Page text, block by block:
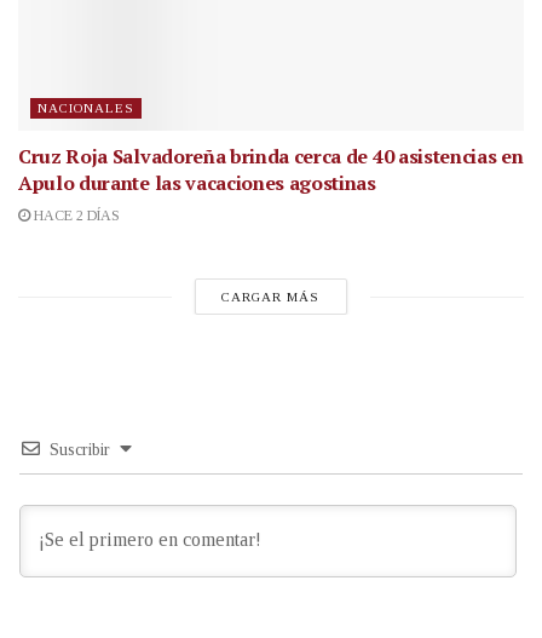
NACIONALES
Cruz Roja Salvadoreña brinda cerca de 40 asistencias en
Apulo durante las vacaciones agostinas
HACE 2 DÍAS
CARGAR MÁS
Suscribir